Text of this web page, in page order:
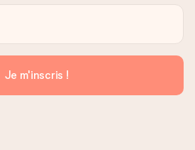
Je m'inscris !